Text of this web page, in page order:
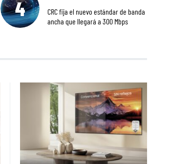
CRC fija el nuevo estándar de banda
ancha que llegará a 300 Mbps